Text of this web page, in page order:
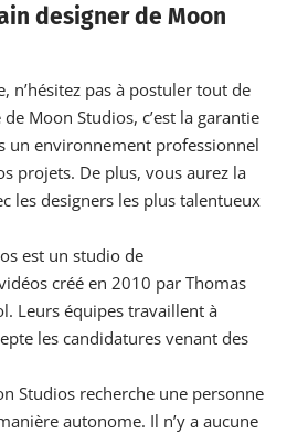
designer de Moon
n’hésitez pas à postuler tout de
Moon Studios, c’est la garantie
un environnement professionnel
projets. De plus, vous aurez la
les designers les plus talentueux
est un studio de
créé en 2010 par Thomas
Leurs équipes travaillent à
les candidatures venant des
Studios recherche une personne
autonome. Il n’y a aucune